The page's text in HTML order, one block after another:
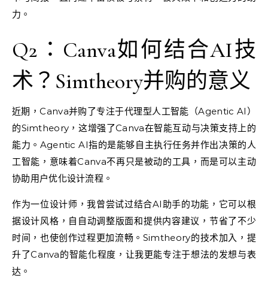
力。
Q2：Canva如何结合AI技
术？Simtheory并购的意义
近期，Canva并购了专注于代理型人工智能（Agentic AI）
的Simtheory，这增强了Canva在智能互动与决策支持上的
能力。Agentic AI指的是能够自主执行任务并作出决策的人
工智能，意味着Canva不再只是被动的工具，而是可以主动
协助用户优化设计流程。
作为一位设计师，我曾尝试过结合AI助手的功能，它可以根
据设计风格，自自动调整版面和提供内容建议，节省了不少
时间，也使创作过程更加流畅。Simtheory的技术加入，提
升了Canva的智能化程度，让我更能专注于想法的发想与表
达。